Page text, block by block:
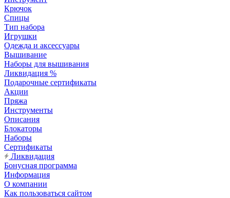
Крючок
Спицы
Тип набора
Игрушки
Одежда и аксессуары
Вышивание
Наборы для вышивания
Ликвидация %
Подарочные сертификаты
Акции
Пряжа
Инструменты
Описания
Блокаторы
Наборы
Сертификаты
Ликвидация
Бонусная программа
Информация
О компании
Как пользоваться сайтом